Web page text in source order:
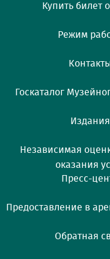
Купить билет
Режим
Госкаталог
Издания
Независимая
оказания
Пресс-
Предоставление в
Обратная